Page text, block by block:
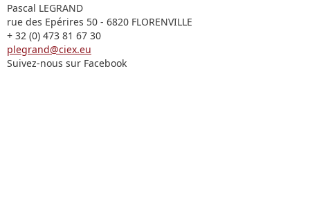
Pascal LEGRAND
rue des Epérires 50 - 6820 FLORENVILLE
+ 32 (0) 473 81 67 30
plegrand@ciex.eu
Suivez-nous sur Facebook